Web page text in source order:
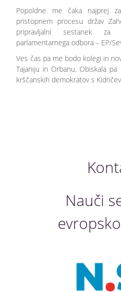
Popoldne me čaka najprej
pristopnem procesu držav
pripravljalni sestanek za
parlamentarnega odbora – EP/
Ves čas pa me bodo kolegi in
Tajaniju in Orbanu. Obiskala
krščanskih demokratov s
Nauči